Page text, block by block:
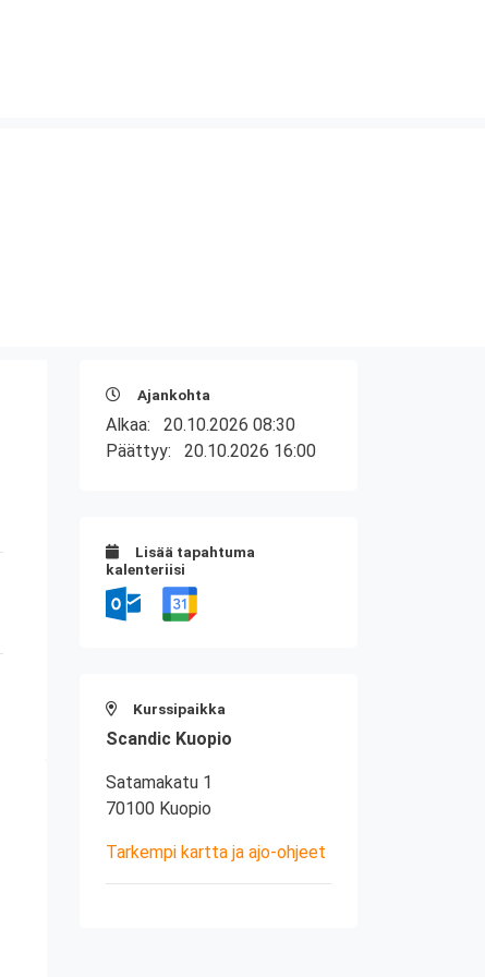
Ajankohta
Alkaa: 20.10.2026 08:30
Päättyy: 20.10.2026 16:00
Lisää tapahtuma
kalenteriisi
Kurssipaikka
Scandic Kuopio
Satamakatu 1
70100 Kuopio
Tarkempi kartta ja ajo-ohjeet